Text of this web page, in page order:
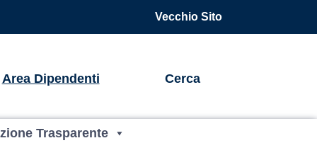
Vecchio Sito
Area Dipendenti Cerca
Trasparente